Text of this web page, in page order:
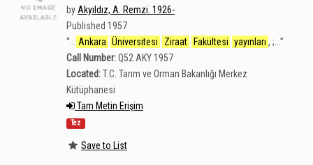
by Akyıldız, A. Remzi. 1926-
Published 1957
“
Ankara Üniversitesi Ziraat Fakültesi yayınları , ;... ”
Call Number:Q52 AKY 1957
Located:T.C. Tarım ve Orman Bakanlığı Merkez
Kütüphanesi
Tam Metin Erişim
Tez
Save to List